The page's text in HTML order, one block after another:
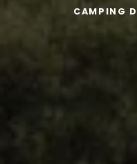
CAMPING